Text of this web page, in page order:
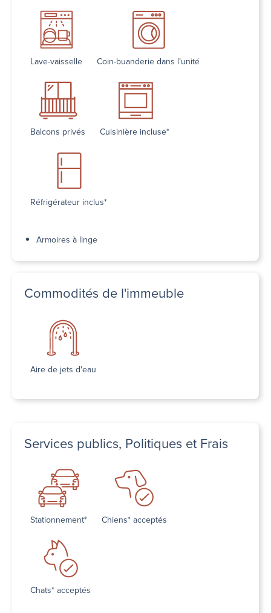
Lave-vaisselle Coin-buanderie dans l’unité
Balcons privés Cuisinière incluse*
Réfrigérateur inclus*
Armoires à linge
Commodités de l'immeuble
Aire de jets d'eau
Services publics, Politiques et Frais
Stationnement* Chiens* acceptés
Chats* acceptés